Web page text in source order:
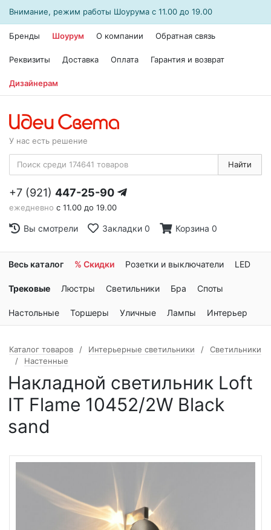
Внимание, режим работы Шоурума с 11.00 до 19.00
Бренды Шоурум О компании Обратная связь
Реквизиты Доставка Оплата Гарантия и возврат
Дизайнерам
У нас есть решение
Найти
+7 (921) 447-25-90
ежедневно с 11.00 до 19.00
Вы смотрели Закладки 0 Корзина 0
Весь каталог % Скидки Розетки и выключатели LED
Трековые Люстры Светильники Бра Споты
Настольные Торшеры Уличные Лампы Интерьер
Каталог товаров Интерьерные светильники
Светильники
Настенные
Накладной светильник Loft
IT Flame 10452/2W Black
sand